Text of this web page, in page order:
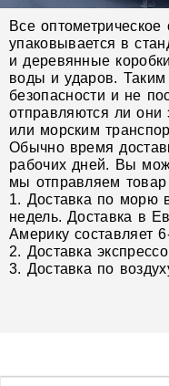
Все
упаковывается в
и деревянные
воды и ударов.
безопасности и не
отправляются ли они
или морским
Обычно время
рабочих дней. Вы
мы отправляем товар
1. Доставка по морю
недель. Доставка в
Америку составляет
2. Доставка
3. Доставка по